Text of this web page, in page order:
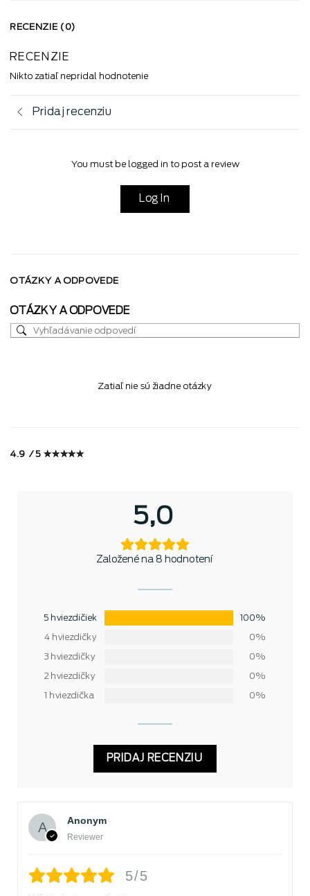
RECENZIE (0)
RECENZIE
Nikto zatiaľ nepridal hodnotenie
Pridaj recenziu
You must be logged in to post a review
Log In
OTÁZKY A ODPOVEDE
OTÁZKY A ODPOVEDE
Zatiaľ nie sú žiadne otázky
4.9 / 5 ✮✮✮✮✮
5,0
Založené na 8 hodnotení
5 hviezdičiek 100%
4 hviezdičky 0%
3 hviezdičky 0%
2 hviezdičky 0%
1 hviezdička 0%
PRIDAJ RECENZIU
Anonym
Reviewer
5/5